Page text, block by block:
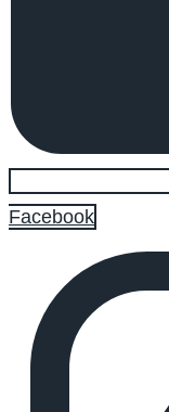
Facebook